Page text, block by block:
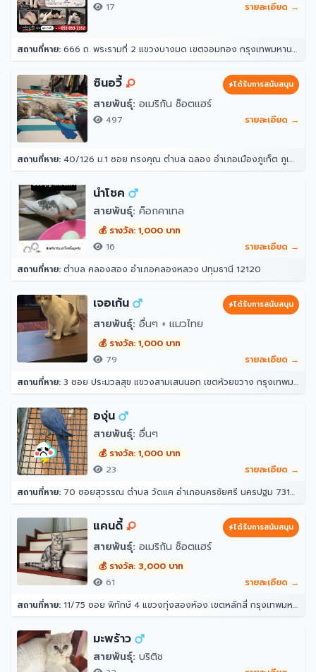
17 รายละเอียด →
สถานที่หาย: 666 ถ. พระรามที่ 2 แขวงบางมด เขตจอมทอง กรุงเทพมหานคร 10150
ซินอวี้ ได้รับการสนับสนุน
สายพันธุ์: อเมริกัน ช็อตแฮร์
497 รายละเอียด →
สถานที่หาย: 40/126 ม.1 ซอย ทรงคุณ ตำบล ฉลอง อำเภอเมืองภูเก็ต ภูเก็ต 83000
นำโชค
สายพันธุ์: ค็อกคาเทล
💰 รางวัล: 1,000 บาท
16
รายละเอียด →
สถานที่หาย: ตำบล คลองสอง อำเภอคลองหลวง ปทุมธานี 12120
เจอเก้น ได้รับการสนับสนุน
สายพันธุ์: อื่นๆ + แมวไทย
💰 รางวัล: 1,000 บาท
79
รายละเอียด →
สถานที่หาย: 3 ซอย ประมวลสุข แขวงสามเสนนอก เขตห้วยขวาง กรุงเทพมหานคร 10320
องุ่น
สายพันธุ์: อื่นๆ
💰 รางวัล: 1,000 บาท
23
รายละเอียด →
สถานที่หาย: 70 ซอยสุวรรณ ตำบล วัดแค อำเภอนครชัยศรี นครปฐม 73120
แคนดี้ ได้รับการสนับสนุน
สายพันธุ์: อเมริกัน ช็อตแฮร์
💰 รางวัล: 3,000 บาท
61
รายละเอียด →
สถานที่หาย: 11/75 ซอย พิทักษ์ 4 แขวงทุ่งสองห้อง เขตหลักสี่ กรุงเทพมหานคร 10210
มะพร้าว
สายพันธุ์: บริติช